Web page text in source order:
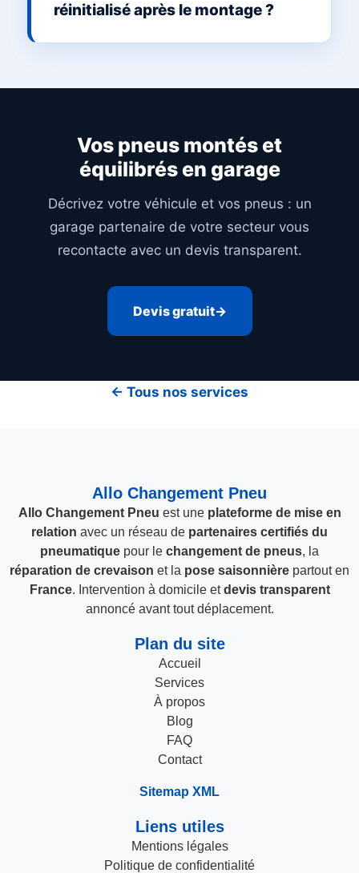
réinitialisé après le montage ?
Vos pneus montés et
équilibrés en garage
Décrivez votre véhicule et vos pneus : un
garage partenaire de votre secteur vous
recontacte avec un devis transparent.
Devis gratuit
← Tous nos services
Allo Changement Pneu
Allo Changement Pneu est une plateforme de mise en
relation avec un réseau de partenaires certifiés du
pneumatique pour le changement de pneus, la
réparation de crevaison et la pose saisonnière partout en
France. Intervention à domicile etdevis transparent
annoncé avant tout déplacement.
Plan du site
Accueil
Services
À propos
Blog
FAQ
Contact
Sitemap XML
Liens utiles
Mentions légales
Politique de confidentialité